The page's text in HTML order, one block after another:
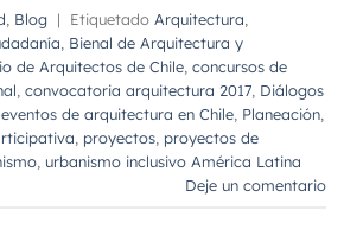
Blog | Etiquetado Arquitectura
Bienal de Arquitectura y
de Arquitectos de Chile concursos de
convocatoria arquitectura 2017 Diálogos
eventos de arquitectura en Chile Planeación
proyectos proyectos de
urbanismo inclusivo América Latina
Deje un comentario